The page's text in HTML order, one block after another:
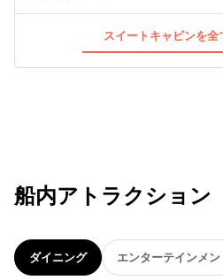
スイートキャビンを全
船内アトラクション
ダイニング エンターテインメン